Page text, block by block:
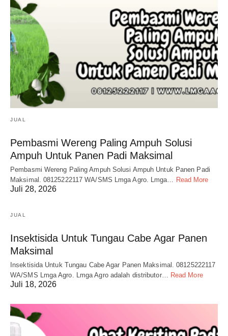
JUAL
Pembasmi Wereng Paling Ampuh Solusi
Ampuh Untuk Panen Padi Maksimal
Pembasmi Wereng Paling Ampuh Solusi Ampuh Untuk Panen Padi
Maksimal. 08125222117 WA/SMS Lmga Agro. Lmga… Read More
Juli 28, 2026
JUAL
Insektisida Untuk Tungau Cabe Agar Panen
Maksimal
Insektisida Untuk Tungau Cabe Agar Panen Maksimal. 08125222117
WA/SMS Lmga Agro. Lmga Agro adalah distributor… Read More
Juli 18, 2026